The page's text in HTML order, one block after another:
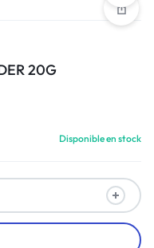
20G
Disponible en stock